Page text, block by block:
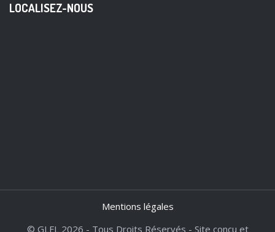
LOCALISEZ-NOUS
Mentions légales
© GLFL 2026 - Tous Droits Réservés - Site conçu et